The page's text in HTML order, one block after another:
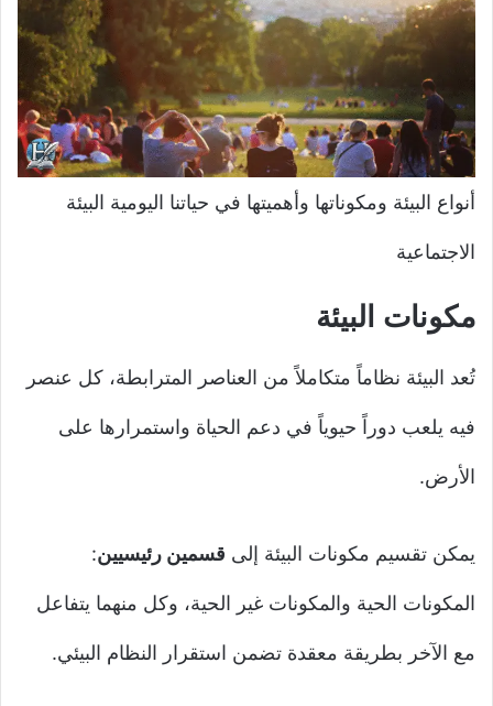
أنواع البيئة ومكوناتها وأهميتها في حياتنا اليومية البيئة
الاجتماعية
مكونات البيئة
تُعد البيئة نظاماً متكاملاً من العناصر المترابطة، كل عنصر
فيه يلعب دوراً حيوياً في دعم الحياة واستمرارها على
الأرض.
يمكن تقسيم مكونات البيئة إلى قسمين رئيسيين:
المكونات الحية والمكونات غير الحية، وكل منهما يتفاعل
مع الآخر بطريقة معقدة تضمن استقرار النظام البيئي.